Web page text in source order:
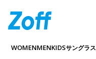
WOMENMENKIDSサングラス